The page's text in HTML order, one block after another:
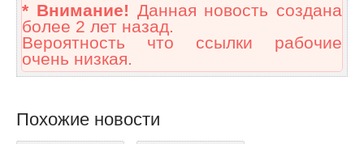
* Внимание! Данная новость создана
более 2 лет назад.
Вероятность что ссылки рабочие
очень низкая.
Похожие новости